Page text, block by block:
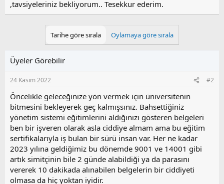
,tavsiyeleriniz bekliyorum.. Tesekkur ederim.
Tarihe göre sırala Oylamaya göre sırala
Üyeler Görebilir
24 Kasım 2022 #2
Öncelikle geleceğinize yön vermek için üniversitenin
bitmesini bekleyerek geç kalmışsınız. Bahsettiğiniz
yönetim sistemi eğitimlerini aldığınızı gösteren belgeleri
ben bir işveren olarak asla ciddiye almam ama bu eğitim
sertifikalarıyla iş bulan bir sürü insan var. Her ne kadar
2023 yılına geldiğimiz bu dönemde 9001 ve 14001 gibi
artık simitçinin bile 2 günde alabildiği ya da parasını
vererek 10 dakikada alınabilen belgelerin bir ciddiyeti
olmasa da hiç yoktan iyidir.